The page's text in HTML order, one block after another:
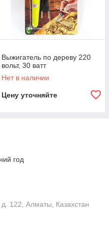
Выжигатель по дереву 220
вольт, 30 ватт
Нет в наличии
Цену уточняйте
год
122, Алматы, Казахстан